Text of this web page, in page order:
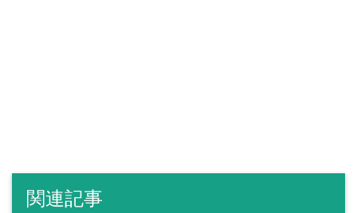
関連記事